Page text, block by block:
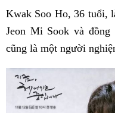
Kwak Soo Ho, 36 tuổi,
Jeon Mi Sook và đồng
cũng là một người